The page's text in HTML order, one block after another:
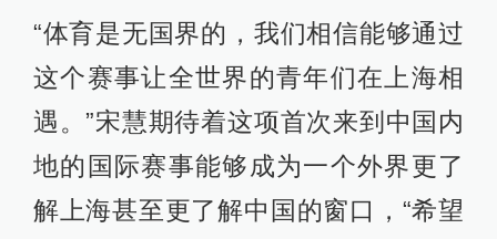
“体育是无国界的，我们相信能够通过
这个赛事让全世界的青年们在上海相
遇。”宋慧期待着这项首次来到中国内
地的国际赛事能够成为一个外界更了
解上海甚至更了解中国的窗口，“希望